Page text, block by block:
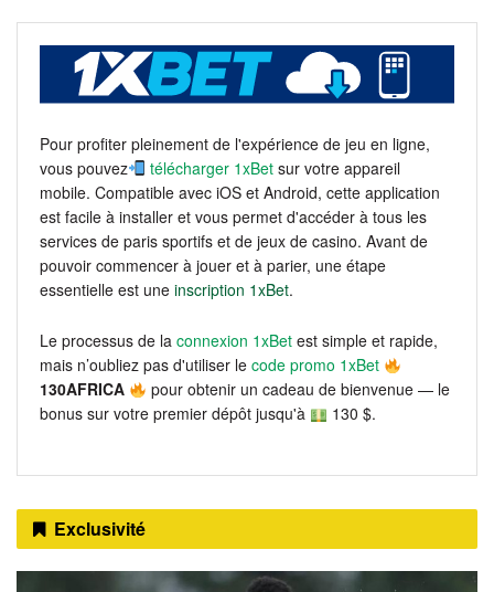
Pour profiter pleinement de l'expérience de jeu en ligne,
vous pouvez
télécharger 1xBet sur votre appareil
mobile. Compatible avec iOS et Android, cette application
est facile à installer et vous permet d'accéder à tous les
services de paris sportifs et de jeux de casino. Avant de
pouvoir commencer à jouer et à parier, une étape
essentielle est une inscription 1xBet.
Le processus de la connexion 1xBet est simple et rapide,
mais n’oubliez pas d'utiliser le code promo 1xBet
130AFRICA
pour obtenir un cadeau de bienvenue — le
bonus sur votre premier dépôt jusqu'à
130 $.
Exclusivité